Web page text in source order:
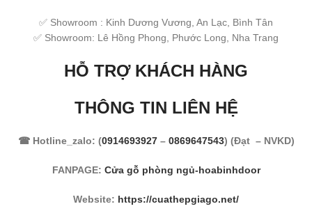
✅ Showroom : Kinh Dương Vương, An Lạc, Bình Tân
✅ Showroom: Lê Hồng Phong, Phước Long, Nha Trang
HỖ TRỢ KHÁCH HÀNG
THÔNG TIN LIÊN HỆ
☎ Hotline_zalo: (0914693927 – 0869647543) (Đạt – NVKD)
FANPAGE: Cửa gỗ phòng ngủ-hoabinhdoor
Website: https://cuathepgiago.net/